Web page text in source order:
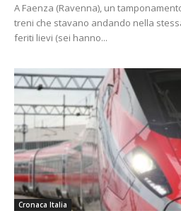
A Faenza (Ravenna), un
treni che stavano andando nella
feriti lievi (sei hanno...
Cronaca Italia